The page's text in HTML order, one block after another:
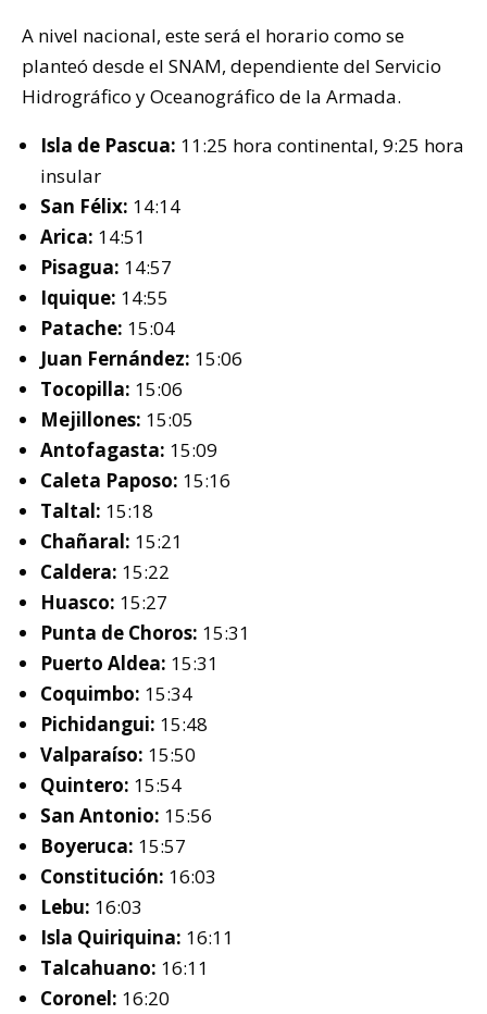
A nivel nacional, este será el horario como se
planteó desde el SNAM, dependiente del Servicio
Hidrográfico y Oceanográfico de la Armada.
Isla de Pascua: 11:25 hora continental, 9:25 hora
insular
San Félix: 14:14
Arica: 14:51
Pisagua: 14:57
Iquique: 14:55
Patache: 15:04
Juan Fernández: 15:06
Tocopilla: 15:06
Mejillones: 15:05
Antofagasta: 15:09
Caleta Paposo: 15:16
Taltal: 15:18
Chañaral: 15:21
Caldera: 15:22
Huasco: 15:27
Punta de Choros: 15:31
Puerto Aldea: 15:31
Coquimbo: 15:34
Pichidangui: 15:48
Valparaíso: 15:50
Quintero: 15:54
San Antonio: 15:56
Boyeruca: 15:57
Constitución: 16:03
Lebu: 16:03
Isla Quiriquina: 16:11
Talcahuano: 16:11
Coronel: 16:20